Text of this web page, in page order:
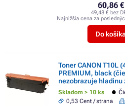
60,86 €
49,48 € bez
Najnižšia cena za
Do
Toner CANON T10L
PREMIUM, black
nezobrazuje hladinu
Skladom > 10 ks
0,53 Cent / strana